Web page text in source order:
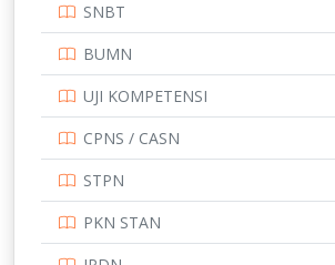
UNIVERSITAS AIRLANGGA
SNBT
BUMN
UJI KOMPETENSI
CPNS / CASN
STPN
PKN STAN